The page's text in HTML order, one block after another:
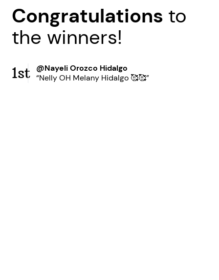
Congratulations to
the winners!
1st
@Nayeli Orozco Hidalgo
“Nelly OH Melany Hidalgo 🥰🥰”